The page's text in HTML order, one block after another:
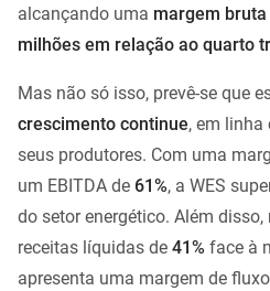
alcançando uma margem
milhões em relação ao quarto
Mas não só isso, prevê-se que
crescimento continue, em linha
seus produtores. Com uma
um EBITDA de 61%, a WES
do setor energético. Além
receitas líquidas de 41% face à
apresenta uma margem de